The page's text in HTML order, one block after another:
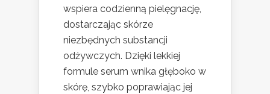
wspiera codzienną pielęgnację,
dostarczając skórze
niezbędnych substancji
odżywczych. Dzięki lekkiej
formule serum wnika głęboko w
skórę, szybko poprawiając jej